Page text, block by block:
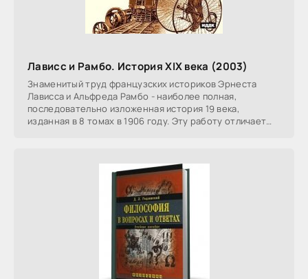
Лависс и Рамбо. История XIX века (2003)
Знаменитый труд французских историков Эрнеста
Лависса и Альфреда Рамбо - наиболее полная,
последовательно изложенная история 19 века,
изданная в 8 томах в 1906 году. Эту работу отличает